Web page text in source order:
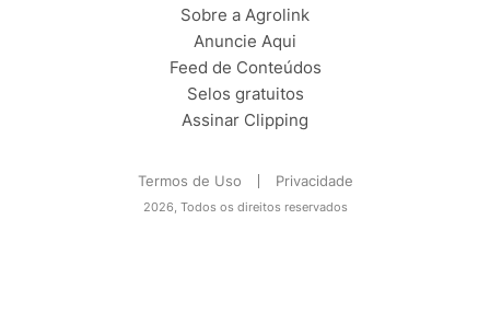
Sobre a Agrolink
Anuncie Aqui
Feed de Conteúdos
Selos gratuitos
Assinar Clipping
Termos de Uso Privacidade
2026, Todos os direitos reservados